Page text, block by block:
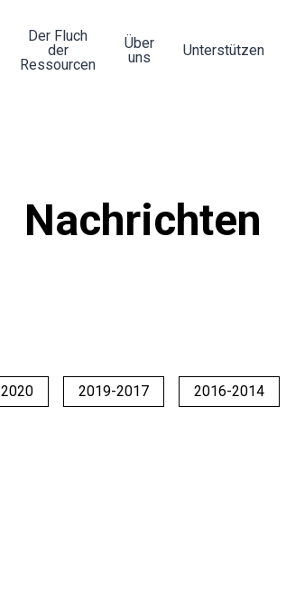
Der Fluch
der
Ressourcen
Über
uns
Unterstützen
Nachrichten
2020 2019-2017 2016-2014